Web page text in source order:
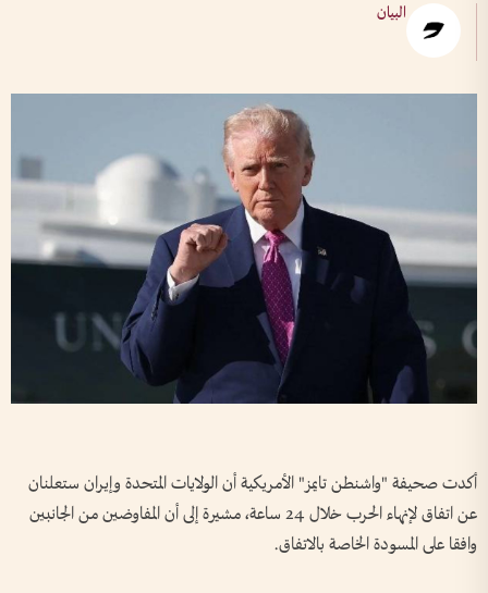
البيان
أكدت صحيفة "واشنطن تايمز" الأمريكية أن الولايات المتحدة وإيران ستعلنان
عن اتفاق لإنهاء الحرب خلال 24 ساعة، مشيرة إلى أن المفاوضين من الجانبين
وافقا على المسودة الخاصة بالاتفاق.